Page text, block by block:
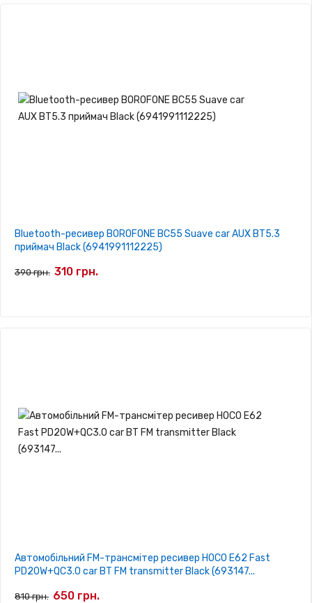
Bluetooth-ресивер BOROFONE BC55 Suave car AUX BT5.3
приймач Black (6941991112225)
390 грн. 310 грн.
Автомобільний FM-трансмітер ресивер HOCO E62 Fast
PD20W+QC3.0 car BT FM transmitter Black (693147...
810 грн. 650 грн.